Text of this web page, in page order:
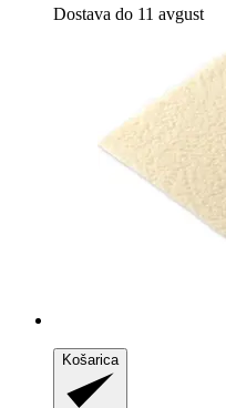
Dostava do 11 avgust
Košarica